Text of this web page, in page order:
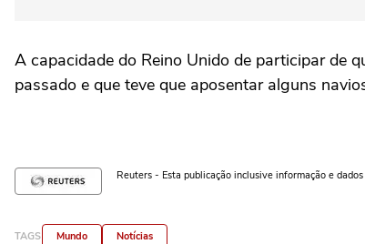
A capacidade do Reino Unido de participar de
passado e que teve que aposentar alguns
Reuters - Esta publicação inclusive informação e
TAGS Mundo Notícias